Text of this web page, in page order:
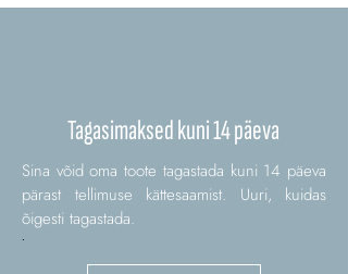
Tagasimaksed kuni 14 päeva
Sina võid oma toote tagastada kuni 14 päeva
pärast tellimuse kättesaamist. Uuri, kuidas
õigesti tagastada.